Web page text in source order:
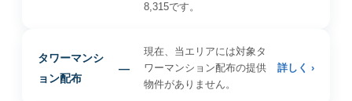
8,315です。
タワーマンシ
ョン配布
—
現在、当エリアには対象タ
ワーマンション配布の提供
物件がありません。
詳しく ›